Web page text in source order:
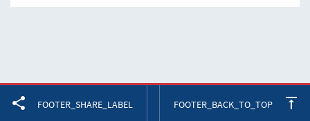
FOOTER_SHARE_LABEL FOOTER_BACK_TO_TOP